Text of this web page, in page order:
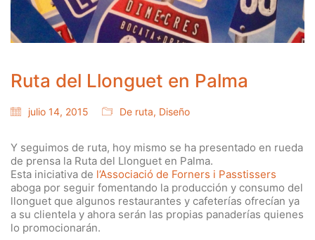
Ruta del Llonguet en Palma
julio 14, 2015 De ruta, Diseño
Y seguimos de ruta, hoy mismo se ha presentado en rueda
de prensa la Ruta del Llonguet en Palma.
Esta iniciativa de l’Associació de Forners i Passtissers
aboga por seguir fomentando la producción y consumo del
llonguet que algunos restaurantes y cafeterías ofrecían ya
a su clientela y ahora serán las propias panaderías quienes
lo promocionarán.